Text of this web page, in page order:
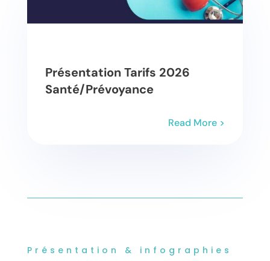
Présentation Tarifs 2026
Santé/Prévoyance
Read More >
Présentation & infographies